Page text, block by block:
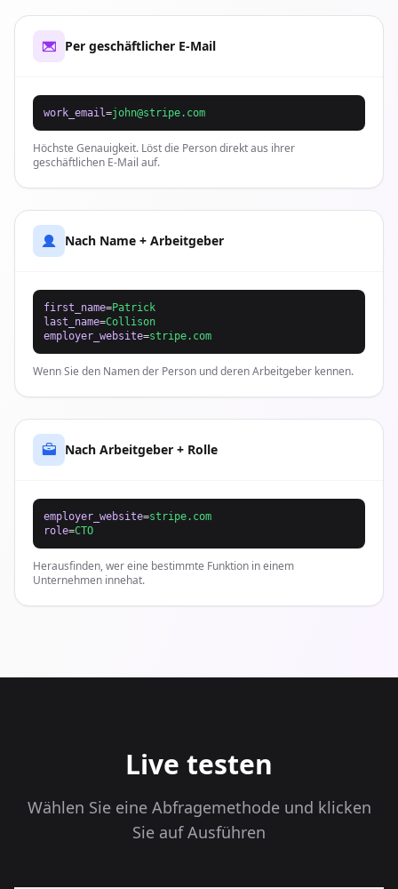
Per geschäftlicher E-Mail
work_email=john@stripe.com
Höchste Genauigkeit. Löst die Person direkt aus ihrer
geschäftlichen E-Mail auf.
Nach Name + Arbeitgeber
first_name=Patrick
last_name=Collison
employer_website=stripe.com
Wenn Sie den Namen der Person und deren Arbeitgeber kennen.
Nach Arbeitgeber + Rolle
employer_website=stripe.com
role=CTO
Herausfinden, wer eine bestimmte Funktion in einem
Unternehmen innehat.
Live testen
Wählen Sie eine Abfragemethode und klicken
Sie auf Ausführen